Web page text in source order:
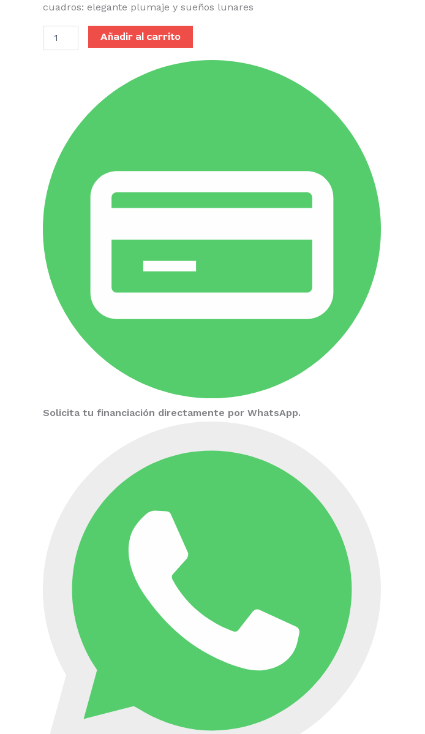
cuadros: elegante plumaje y sueños lunares
Añadir al carrito
Solicita tu financiación directamente por WhatsApp.